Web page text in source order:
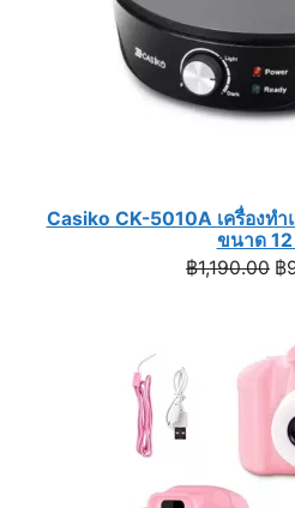
Casiko CK-5010A เครื่องทำ
ขนาด
฿1,190.00 ฿